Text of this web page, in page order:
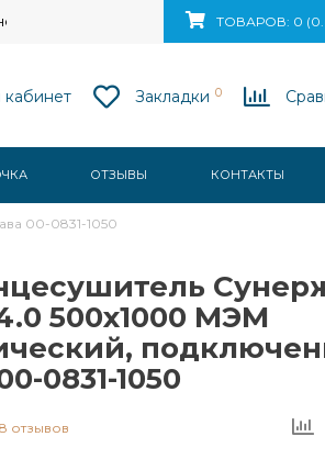
ул. Ваупшасова, д. 10, пом. 131ТОВАРОВ: 0
Закладки 0
ОТЗЫВЫ КОНТАКТЫ
00-0831-1050
500x1000 МЭМ
0831-1050
8 отзывов